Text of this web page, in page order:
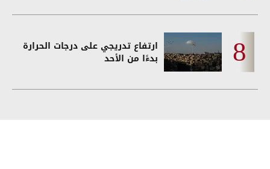
ارتفاع تدريجي على درجات الحرارة
بدءًا من الأحد